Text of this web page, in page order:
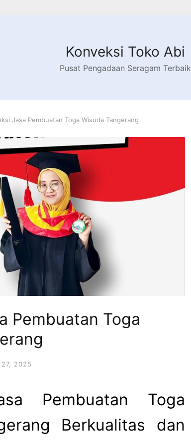
Konveksi Toko Abi
Pusat Pengadaan Seragam Terbaik
Jasa Pembuatan Toga Wisuda Tangerang
Pembuatan Toga
27, 2025
Pembuatan Toga
Berkualitas dan